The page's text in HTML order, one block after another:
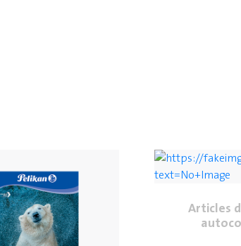
Articles